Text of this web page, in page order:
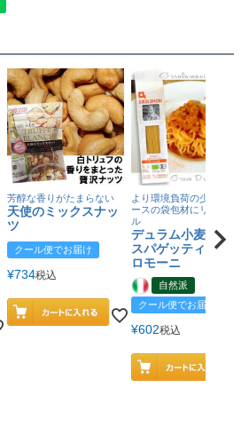
芳醇な香りがたまらない
天使のミックスナッ
ツ
クール便でお届け
¥734税込
より環境負荷の少ない紙
ースの袋包材にリニュー
ル
デュラム小麦 有
スパゲッティ／ジ
ロモーニ
自然派
クール便でお届け
¥602税込